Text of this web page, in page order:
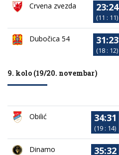
Crvena zvezda 23:24
(11 : 11)
Dubočica 54 31:23
(18 : 12)
9. kolo (19/20. novembar)
Obilić 34:31
(19 : 14)
Dinamo 35:32